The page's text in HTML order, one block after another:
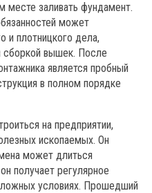
месте заливать фундамент.
может
и плотницкого дела,
сборкой вышек. После
является пробный
в полном порядке
на предприятии,
ископаемых. Он
может длиться
получает регулярное
условиях. Прошедший